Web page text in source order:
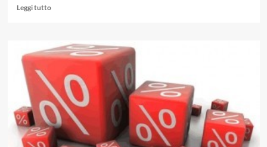
Leggi tuttoLeggi
La
fiducia
imprese
tedesche
crolla:
l’import
cinese
scivola